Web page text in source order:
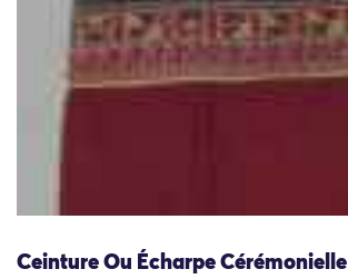
Ceinture Ou Écharpe Cérémonielle